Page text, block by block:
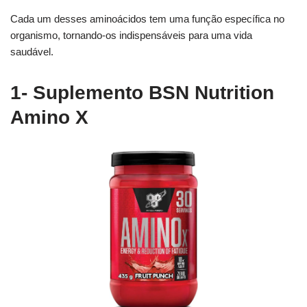
Cada um desses aminoácidos tem uma função específica no
organismo, tornando-os indispensáveis para uma vida
saudável.
1- Suplemento BSN Nutrition
Amino X